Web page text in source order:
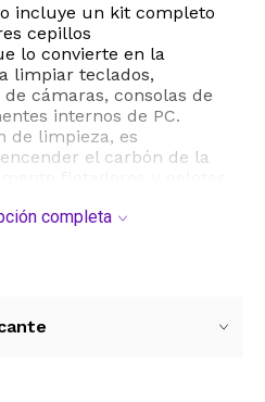
incluye un kit completo
cepillos
lo convierte en la
limpiar teclados,
cámaras, consolas de
internos de PC.
de limpieza, es
el carbón de la
para iluminar los
este soplador
completa